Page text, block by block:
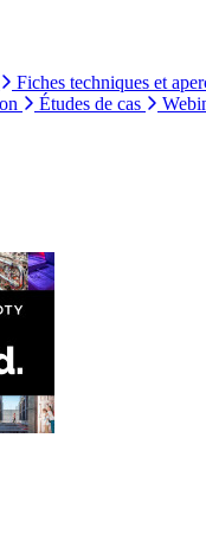
Fiches techniques et
Études de cas